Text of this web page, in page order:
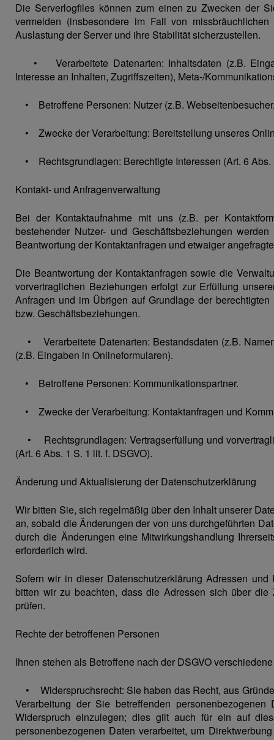
Die Serverlogfiles können zum einen zu Zwecken der
vermeiden (insbesondere im Fall von
Auslastung der Server und ihre Stabilität sicherzustellen.
• Verarbeitete Datenarten: Inhaltsdaten (z.B.
Interesse an Inhalten, Zugriffszeiten), Meta-/
• Betroffene Personen: Nutzer (z.B.
• Zwecke der Verarbeitung: Bereitstellung unseres
• Rechtsgrundlagen: Berechtigte Interessen (Art. 6 Abs.
Kontakt- und Anfragenverwaltung
Bei der Kontaktaufnahme mit uns (z.B. per
bestehender Nutzer- und Geschäftsbeziehungen
Beantwortung der Kontaktanfragen und etwaiger
Die Beantwortung der Kontaktanfragen sowie die
vorvertraglichen Beziehungen erfolgt zur Erfüllung
Anfragen und im Übrigen auf Grundlage der
bzw. Geschäftsbeziehungen.
• Verarbeitete Datenarten: Bestandsdaten (z.B.
(z.B. Eingaben in Onlineformularen).
• Betroffene Personen: Kommunikationspartner.
• Zwecke der Verarbeitung: Kontaktanfragen und
• Rechtsgrundlagen: Vertragserfüllung und
(Art. 6 Abs. 1 S. 1 lit. f. DSGVO).
Änderung und Aktualisierung der Datenschutzerklärung
Wir bitten Sie, sich regelmäßig über den Inhalt unserer
an, sobald die Änderungen der von uns durchgeführten
durch die Änderungen eine Mitwirkungshandlung
erforderlich wird.
Sofern wir in dieser Datenschutzerklärung Adressen
bitten wir zu beachten, dass die Adressen sich über
prüfen.
Rechte der betroffenen Personen
Ihnen stehen als Betroffene nach der DSGVO
• Widerspruchsrecht: Sie haben das Recht, aus
Verarbeitung der Sie betreffenden
Widerspruch einzulegen; dies gilt auch für ein auf
personenbezogenen Daten verarbeitet, um